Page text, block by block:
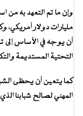
مليارات دولار أمريكي،
أن يوجه في الأساس إلى
التحتية المستديمة
كما يتعين أن يحظى
المهني لصالح شبابنا الذي يمثل حوالي